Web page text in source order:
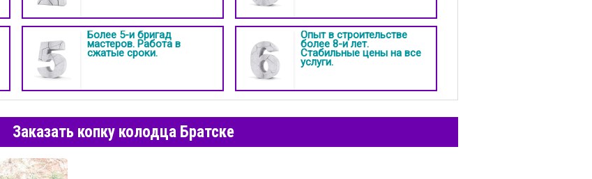
Более 5-и бригад
мастеров. Работа в
сжатые сроки.
Опыт в строительстве
более 8-и лет.
Стабильные цены на все
услуги.
Заказать копку колодца Братске